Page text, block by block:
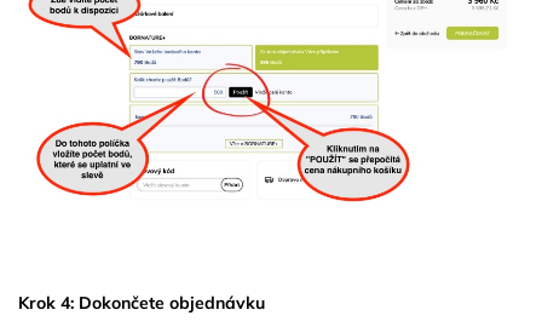
Krok 4: Dokončete objednávku